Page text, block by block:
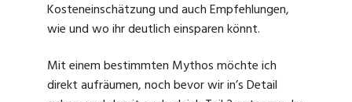
Kosteneinschätzung und auch Empfehlungen,
wie und wo ihr deutlich einsparen könnt.
Mit einem bestimmten Mythos möchte ich
direkt aufräumen, noch bevor wir in’s Detail